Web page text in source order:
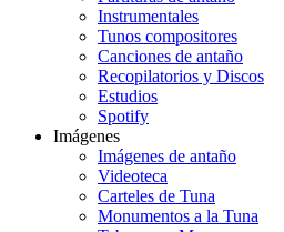
Instrumentales
Tunos compositores
Canciones de antaño
Recopilatorios y Discos
Estudios
Spotify
Imágenes
Imágenes de antaño
Videoteca
Carteles de Tuna
Monumentos a la Tuna